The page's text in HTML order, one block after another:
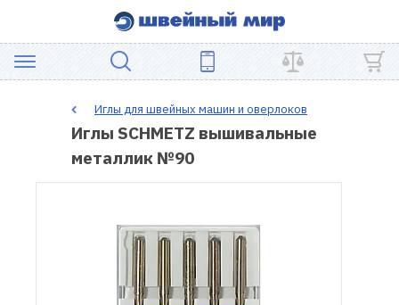
ШВЕЙНОЕ
ОБОРУДОВАНИЕ
Иглы для швейных машин и оверлоков
Иглы SCHMETZ вышивальные
металлик №90